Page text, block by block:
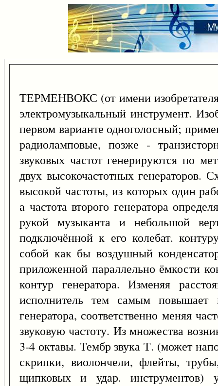
ТЕРМЕНВОКС (от имени
электромузыкальный инструмент.
первом варианте одноголосный;
радиоламповые, позже -
звуковых частот генерируются по
двух высокочастотных генераторов.
высокой частоты, из которых один
а частота второго генератора
рукой музыканта и небольшой
подключённой к его колебат.
собой как бы воздушный
приложенной параллельно ёмкости
контур генератора. Изменяя
исполнитель тем самым повышает
генератора, соответственно меняя
звуковую частоту. Из множества
3-4 октавы. Тембр звука Т. (может
скрипки, виолончели, флейты,
щипковых и удар. инструментов)